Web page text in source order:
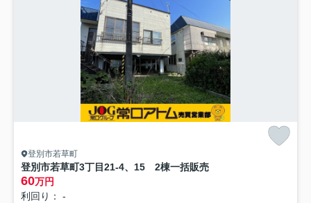
登別市若草町
登別市若草町3丁目21-4、15 2棟一括販売
60万円
利回り： -